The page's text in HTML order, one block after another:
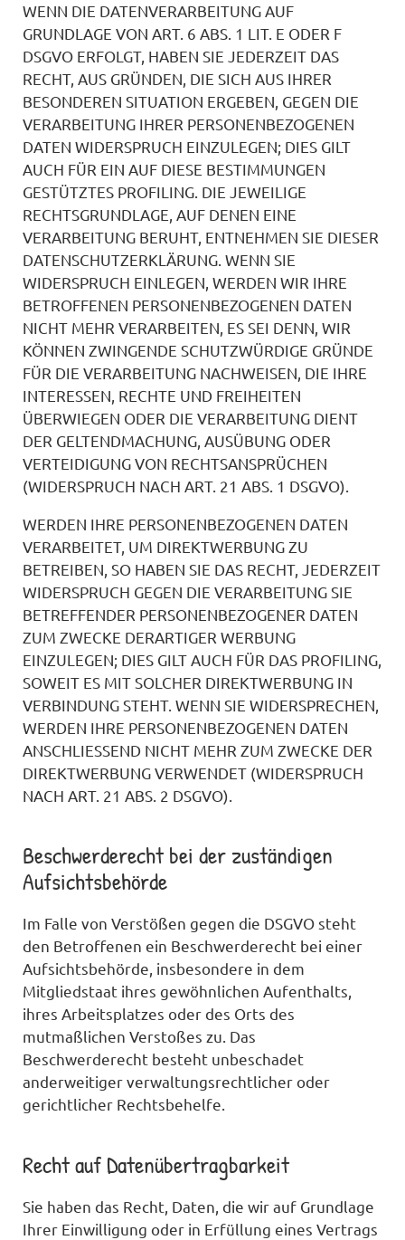
WENN DIE DATENVERARBEITUNG AUF
GRUNDLAGE VON ART. 6 ABS. 1 LIT. E ODER F
DSGVO ERFOLGT, HABEN SIE JEDERZEIT DAS
RECHT, AUS GRÜNDEN, DIE SICH AUS IHRER
BESONDEREN SITUATION ERGEBEN, GEGEN DIE
VERARBEITUNG IHRER PERSONENBEZOGENEN
DATEN WIDERSPRUCH EINZULEGEN; DIES GILT
AUCH FÜR EIN AUF DIESE BESTIMMUNGEN
GESTÜTZTES PROFILING. DIE JEWEILIGE
RECHTSGRUNDLAGE, AUF DENEN EINE
VERARBEITUNG BERUHT, ENTNEHMEN SIE DIESER
DATENSCHUTZERKLÄRUNG. WENN SIE
WIDERSPRUCH EINLEGEN, WERDEN WIR IHRE
BETROFFENEN PERSONENBEZOGENEN DATEN
NICHT MEHR VERARBEITEN, ES SEI DENN, WIR
KÖNNEN ZWINGENDE SCHUTZWÜRDIGE GRÜNDE
FÜR DIE VERARBEITUNG NACHWEISEN, DIE IHRE
INTERESSEN, RECHTE UND FREIHEITEN
ÜBERWIEGEN ODER DIE VERARBEITUNG DIENT
DER GELTENDMACHUNG, AUSÜBUNG ODER
VERTEIDIGUNG VON RECHTSANSPRÜCHEN
(WIDERSPRUCH NACH ART. 21 ABS. 1 DSGVO).
WERDEN IHRE PERSONENBEZOGENEN DATEN
VERARBEITET, UM DIREKTWERBUNG ZU
BETREIBEN, SO HABEN SIE DAS RECHT, JEDERZEIT
WIDERSPRUCH GEGEN DIE VERARBEITUNG SIE
BETREFFENDER PERSONENBEZOGENER DATEN
ZUM ZWECKE DERARTIGER WERBUNG
EINZULEGEN; DIES GILT AUCH FÜR DAS PROFILING,
SOWEIT ES MIT SOLCHER DIREKTWERBUNG IN
VERBINDUNG STEHT. WENN SIE WIDERSPRECHEN,
WERDEN IHRE PERSONENBEZOGENEN DATEN
ANSCHLIESSEND NICHT MEHR ZUM ZWECKE DER
DIREKTWERBUNG VERWENDET (WIDERSPRUCH
NACH ART. 21 ABS. 2 DSGVO).
Beschwerde­recht bei der zuständigen
Aufsichts­behörde
Im Falle von Verstößen gegen die DSGVO steht
den Betroffenen ein Beschwerderecht bei einer
Aufsichtsbehörde, insbesondere in dem
Mitgliedstaat ihres gewöhnlichen Aufenthalts,
ihres Arbeitsplatzes oder des Orts des
mutmaßlichen Verstoßes zu. Das
Beschwerderecht besteht unbeschadet
anderweitiger verwaltungsrechtlicher oder
gerichtlicher Rechtsbehelfe.
Recht auf Daten­übertrag­barkeit
Sie haben das Recht, Daten, die wir auf Grundlage
Ihrer Einwilligung oder in Erfüllung eines Vertrags